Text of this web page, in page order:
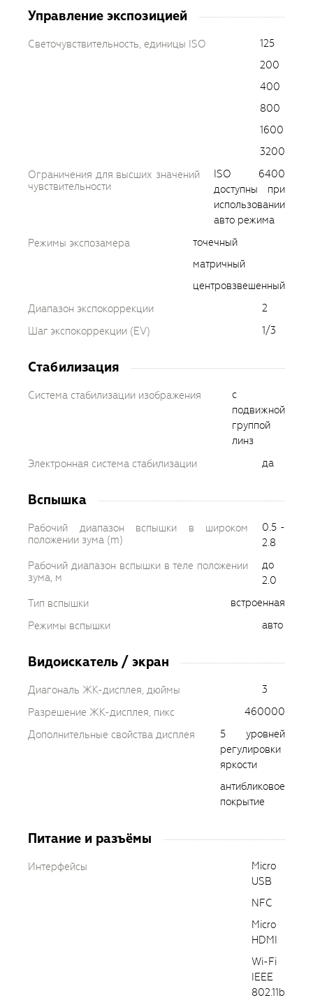
Управление экспозицией
Светочувствительность, единицы ISO
125
200
400
800
1600
3200
Ограничения для высших значений
чувствительности
ISO 6400
доступны при
использовании
авто режима
Режимы экспозамера
точечный
матричный
центровзвешенный
Диапазон экспокоррекции
2
Шаг экспокоррекции (EV)
1/3
Стабилизация
Система стабилизации изображения
с
подвижной
группой
линз
Электронная система стабилизации
да
Вспышка
Рабочий диапазон вспышки в широком
положении зума (m)
0.5 -
2.8
Рабочий диапазон вспышки в теле положении
зума, м
до
2.0
Тип вспышки
встроенная
Режимы вспышки
авто
Видоискатель / экран
Диагональ ЖК-дисплея, дюймы
3
Разрешение ЖК-дисплея, пикс
460000
Дополнительные свойства дисплея
5 уровней
регулировки
яркости
антибликовое
покрытие
Питание и разъёмы
Интерфейсы
Micro
USB
NFC
Micro
HDMI
Wi-Fi
IEEE
802.11b